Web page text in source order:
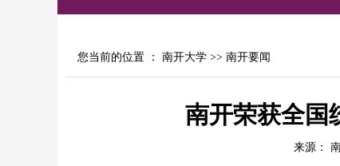
您当前的位置 ： 南开大学 >> 南开要闻
南开荣获全国
来源：